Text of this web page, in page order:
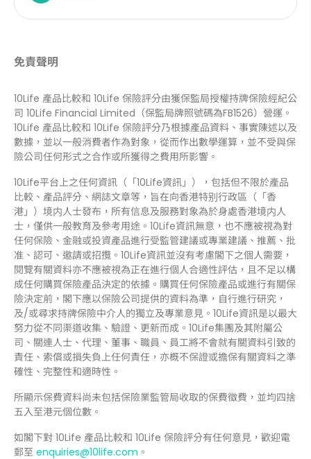
免責聲明
10Life 產品比較和 10Life 保險評分由獲保監局授權持牌保險經紀公
司 10Life Financial Limited（保監局牌照號碼為FB1526）營運。
10Life 產品比較和 10Life 保險評分乃根據產品資料、事實陳述以及
數據，並以一般消費者作為對象，從而作出數學運算，並不受與保
險公司任何形式之合作或所獲得之費用所影響。
10Life平台上之任何資訊（「10Life資訊」），包括但不限於產品
比較、產品評分、網誌文章等，旨在向香港特别行政區（「香
港」）境内人士發布，所有信息及服務對象為於身處香港境内人
士，僅供一般教育及參考用途。10Life資訊無意，也不應被視為對
任何保險、金融或投資產品進行受監管建議或專業建議、推薦、批
准、認可、邀請或招攬。10Life資訊並沒有考慮閣下之個人需要，
閱覽有關資料亦不應被視為正在進行個人合適性評估，且不足以構
成任何購買保險產品決定的依據。購買任何保險產品或進行有關保
險決定前，閣下應以保險公司提供的資料為準，自行進行研究，
及/或尋求持牌保險中介人的獨立及專業意見。10Life資訊是以最大
努力從不同渠道收集、驗證、更新而成。10Life集團及其附屬公
司、關連人士、代理、董事、職員、員工將不會就有關資料引致的
責任、索償或損失負上任何責任，亦概不保證或擔保有關資料之準
確性、完整性和適時性。
所顯示保費資料尚未包括保險業監管局收取的保費徵費，並均四捨
五入至港元個位數。
如閣下對 10Life 產品比較和 10Life 保險評分有任何意見，歡迎電
郵至 enquiries@10life.com 。